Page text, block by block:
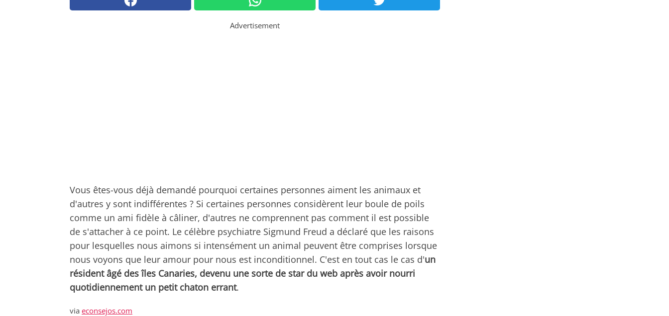
Advertisement
Vous êtes-vous déjà demandé pourquoi certaines personnes aiment les animaux et
d'autres y sont indifférentes ? Si certaines personnes considèrent leur boule de poils
comme un ami fidèle à câliner, d'autres ne comprennent pas comment il est possible
de s'attacher à ce point. Le célèbre psychiatre Sigmund Freud a déclaré que les raisons
pour lesquelles nous aimons si intensément un animal peuvent être comprises lorsque
nous voyons que leur amour pour nous est inconditionnel. C'est en tout cas le cas d'un
résident âgé des îles Canaries, devenu une sorte de star du web après avoir nourri
quotidiennement un petit chaton errant.
via econsejos.com